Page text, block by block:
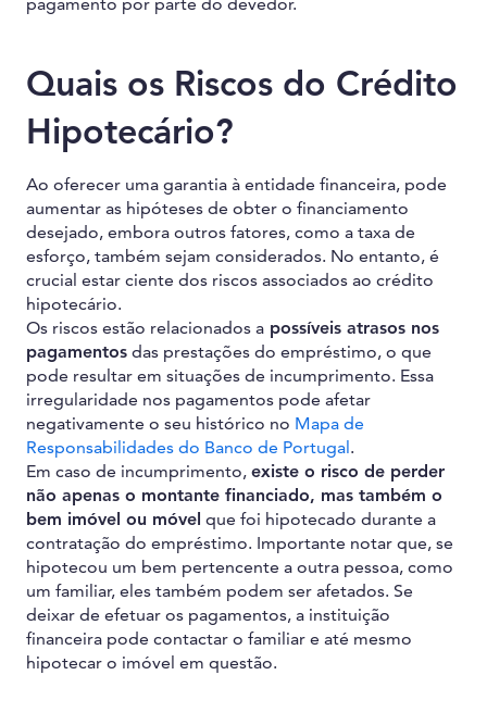
Quais os Riscos do Crédito
Hipotecário?
Ao oferecer uma garantia à entidade financeira, pode
aumentar as hipóteses de obter o financiamento
desejado, embora outros fatores, como a taxa de
esforço, também sejam considerados. No entanto, é
crucial estar ciente dos riscos associados ao crédito
hipotecário.
Os riscos estão relacionados a possíveis atrasos nos
pagamentos das prestações do empréstimo, o que
pode resultar em situações de incumprimento. Essa
irregularidade nos pagamentos pode afetar
negativamente o seu histórico no Mapa de
Responsabilidades do Banco de Portugal.
Em caso de incumprimento, existe o risco de perder
não apenas o montante financiado, mas também o
bem imóvel ou móvel que foi hipotecado durante a
contratação do empréstimo. Importante notar que, se
hipotecou um bem pertencente a outra pessoa, como
um familiar, eles também podem ser afetados. Se
deixar de efetuar os pagamentos, a instituição
financeira pode contactar o familiar e até mesmo
hipotecar o imóvel em questão.